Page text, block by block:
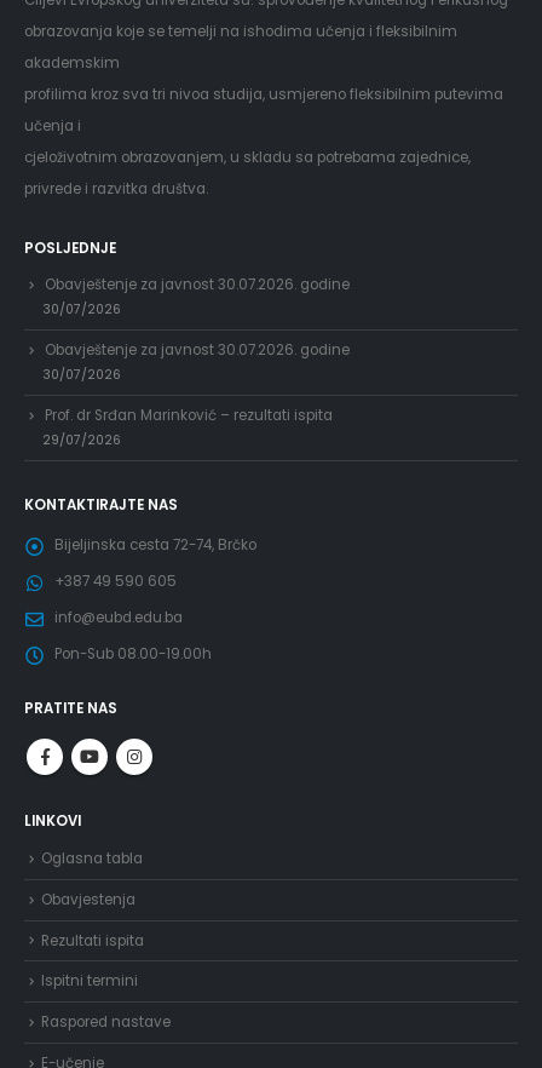
obrazovanja koje se temelji na ishodima učenja i fleksibilnim
akademskim
profilima kroz sva tri nivoa studija, usmjereno fleksibilnim putevima
učenja i
cjeloživotnim obrazovanjem, u skladu sa potrebama zajednice,
privrede i razvitka društva.
POSLJEDNJE
Obavještenje za javnost 30.07.2026. godine
30/07/2026
Obavještenje za javnost 30.07.2026. godine
30/07/2026
Prof. dr Srđan Marinković – rezultati ispita
29/07/2026
KONTAKTIRAJTE NAS
Bijeljinska cesta 72-74, Brčko
+387 49 590 605
info@eubd.edu.ba
Pon-Sub 08.00-19.00h
PRATITE NAS
LINKOVI
Oglasna tabla
Obavjestenja
Rezultati ispita
Ispitni termini
Raspored nastave
E-učenje